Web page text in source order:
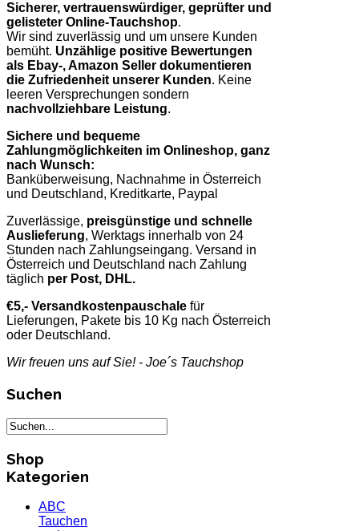
Sicherer, vertrauenswürdiger, geprüfter und
gelisteter Online-Tauchshop.
Wir sind zuverlässig und um unsere Kunden
bemüht. Unzählige positive Bewertungen
als Ebay-, Amazon Seller dokumentieren
die Zufriedenheit unserer Kunden. Keine
leeren Versprechungen sondern
nachvollziehbare Leistung.
Sichere und bequeme
Zahlungmöglichkeiten im Onlineshop, ganz
nach Wunsch:
Banküberweisung, Nachnahme in Österreich
und Deutschland, Kreditkarte, Paypal
Zuverlässige, preisgünstige und schnelle
Auslieferung, Werktags innerhalb von 24
Stunden nach Zahlungseingang. Versand in
Österreich und Deutschland nach Zahlung
täglich per Post, DHL.
€5,- Versandkostenpauschale für
Lieferungen, Pakete bis 10 Kg nach Österreich
oder Deutschland.
Wir freuen uns auf Sie! - Joe´s Tauchshop
Suchen
Shop
Kategorien
ABC
Tauchen